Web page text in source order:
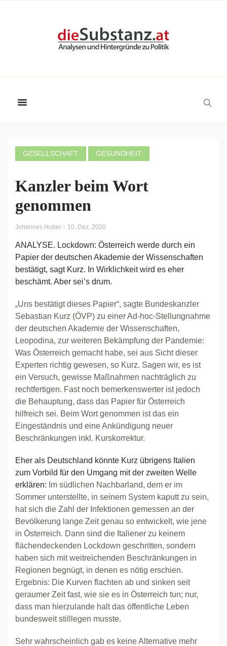
GESELLSCHAFT GESUNDHEIT
Kanzler beim Wort
genommen
Johannes Huber - 10. Dez. 2020
ANALYSE. Lockdown: Österreich werde durch ein
Papier der deutschen Akademie der Wissenschaften
bestätigt, sagt Kurz. In Wirklichkeit wird es eher
beschämt. Aber sei’s drum.
„Uns bestätigt dieses Papier“, sagte Bundeskanzler
Sebastian Kurz (ÖVP) zu einer Ad-hoc-Stellungnahme
der deutschen Akademie der Wissenschaften,
Leopodina, zur weiteren Bekämpfung der Pandemie:
Was Österreich gemacht habe, sei aus Sicht dieser
Experten richtig gewesen, so Kurz. Sagen wir, es ist
ein Versuch, gewisse Maßnahmen nachträglich zu
rechtfertigen. Fast noch bemerkenswerter ist jedoch
die Behauptung, dass das Papier für Österreich
hilfreich sei. Beim Wort genommen ist das ein
Eingeständnis und eine Ankündigung neuer
Beschränkungen inkl. Kurskorrektur.
Eher als Deutschland könnte Kurz übrigens Italien
zum Vorbild für den Umgang mit der zweiten Welle
erklären: Im südlichen Nachbarland, dem er im
Sommer unterstellte, in seinem System kaputt zu sein,
hat sich die Zahl der Infektionen gemessen an der
Bevölkerung lange Zeit genau so entwickelt, wie jene
in Österreich. Dann sind die Italiener zu keinem
flächendeckenden Lockdown geschritten, sondern
haben sich mit weitreichenden Beschränkungen in
Regionen begnügt, in denen es nötig erschien.
Ergebnis: Die Kurven flachten ab und sinken seit
geraumer Zeit fast, wie sie es in Österreich tun; nur,
dass man hierzulande halt das öffentliche Leben
bundesweit stilllegen musste.
Sehr wahrscheinlich gab es keine Alternative mehr